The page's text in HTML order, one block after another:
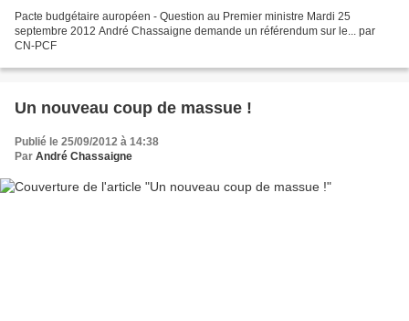
Pacte budgétaire auropéen - Question au Premier ministre Mardi 25
septembre 2012 André Chassaigne demande un référendum sur le... par
CN-PCF
Un nouveau coup de massue !
Publié le 25/09/2012 à 14:38
Par André Chassaigne